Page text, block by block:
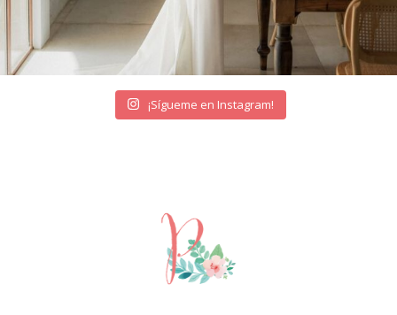
¡Sígueme en Instagram!